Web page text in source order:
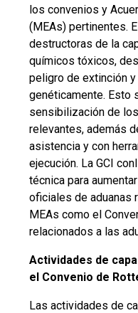
los convenios y
(MEAs) pertinentes.
destructoras de la
químicos tóxicos,
peligro de extinción
genéticamente. Esto
sensibilización de
relevantes, además
asistencia y con
ejecución. La GCI
técnica para
oficiales de aduanas
MEAs como el
relacionados a las
Actividades de
el Convenio de
Las actividades de